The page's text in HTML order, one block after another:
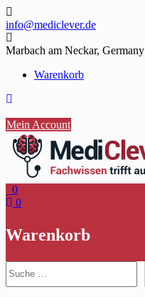
Skip
to
content
info@mediclever.de
Marbach am Neckar, Germany
Warenkorb
Mein Account
0
0
Warenkorb